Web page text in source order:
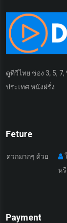
ดูทีวีไทย ช่อง 3, 5,
ประเทศ หนังฝรั่ง
Feture
ๆ ด้วย
ให้คะแน
หรือรับชม
Payment